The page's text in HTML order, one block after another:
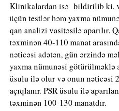
Klinikalardan isə bildirilib ki,
üçün testlər həm yaxma
qan analizi vasitəsilə aparılır.
təxminən 40-110 manat
nəticəsi adətən, gün ərzində
yaxma nümunəsi götürülməklə
üsulu ilə olur və onun nəticəsi
açıqlanır. PSR üsulu ilə
təxminən 100-130 manatdır.